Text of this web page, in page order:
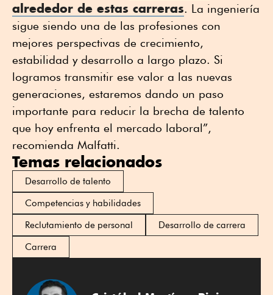
alrededor de estas carreras. La ingeniería
sigue siendo una de las profesiones con
mejores perspectivas de crecimiento,
estabilidad y desarrollo a largo plazo. Si
logramos transmitir ese valor a las nuevas
generaciones, estaremos dando un paso
importante para reducir la brecha de talento
que hoy enfrenta el mercado laboral”,
recomienda Malfatti.
Temas relacionados
Desarrollo de talento
Competencias y habilidades
Reclutamiento de personal
Desarrollo de carrera
Carrera